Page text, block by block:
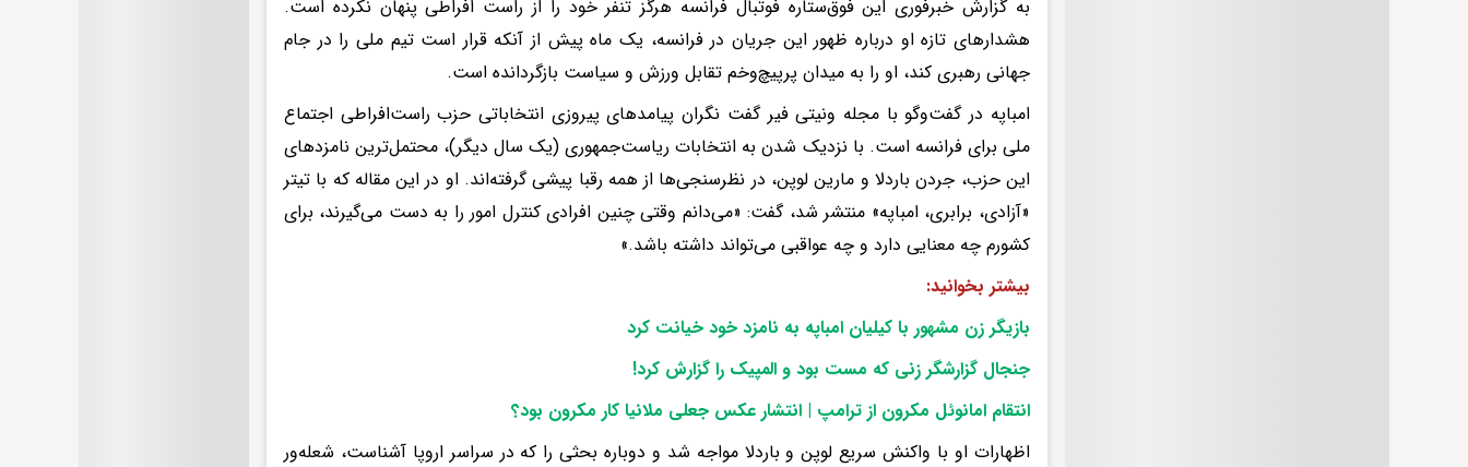
به گزارش خبرفوری این فوق‌ستاره فوتبال فرانسه هرگز تنفر خود را از راست افراطی پنهان نکرده است.
هشدارهای تازه او درباره ظهور این جریان در فرانسه، یک ماه پیش از آنکه قرار است تیم ملی را در جام
جهانی رهبری کند، او را به میدان پرپیچ‌وخم تقابل ورزش و سیاست بازگردانده است.
امباپه در گفت‌وگو با مجله ونیتی فیر گفت نگران پیامدهای پیروزی انتخاباتی حزب راست‌افراطی اجتماع
ملی برای فرانسه است. با نزدیک شدن به انتخابات ریاست‌جمهوری (یک سال دیگر)، محتمل‌ترین نامزدهای
این حزب، جردن باردلا و مارین لوپن، در نظرسنجی‌ها از همه رقبا پیشی گرفته‌اند. او در این مقاله که با تیتر
«آزادی، برابری، امباپه» منتشر شد، گفت: «می‌دانم وقتی چنین افرادی کنترل امور را به دست می‌گیرند، برای
کشورم چه معنایی دارد و چه عواقبی می‌تواند داشته باشد.»
بیشتر بخوانید:
بازیگر زن مشهور با کیلیان امباپه به نامزد خود خیانت کرد
جنجال گزارشگر زنی که مست بود و المپیک را گزارش کرد!
انتقام امانوئل مکرون از ترامپ | انتشار عکس جعلی ملانیا کار مکرون بود؟
اظهارات او با واکنش سریع لوپن و باردلا مواجه شد و دوباره بحثی را که در سراسر اروپا آشناست، شعله‌ور